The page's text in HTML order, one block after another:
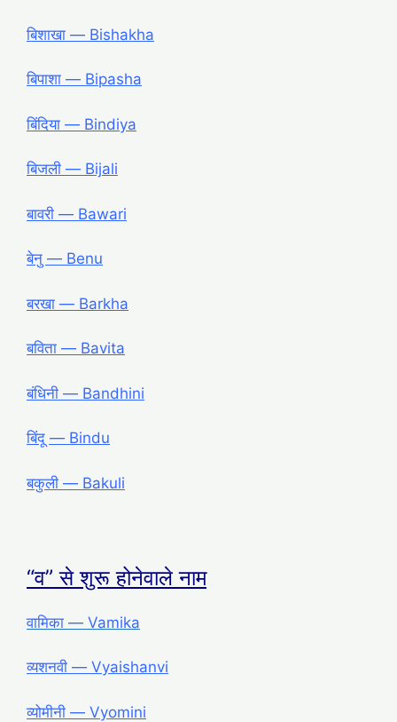
बिशाखा ― Bishakha
बिपाशा ― Bipasha
बिंदिया ― Bindiya
बिजली ― Bijali
बावरी ― Bawari
बेनु ― Benu
बरखा ― Barkha
बविता ― Bavita
बंधिनी ― Bandhini
बिंदू ― Bindu
बकुली ― Bakuli
“व” से शुरू होनेवाले नाम
वामिका ― Vamika
व्यशनवी ― Vyaishanvi
व्योमीनी ― Vyomini